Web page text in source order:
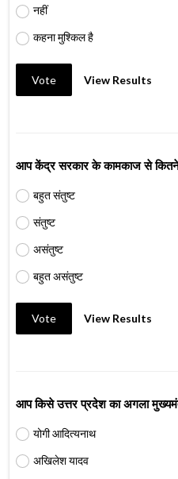
नहीं
कहना मुश्किल है
Vote View Results
आप केंद्र सरकार के कामकाज से
बहुत संतुष्ट
संतुष्ट
असंतुष्ट
बहुत असंतुष्ट
Vote View Results
आप किसे उत्तर प्रदेश का अगला
योगी आदित्यनाथ
अखिलेश यादव